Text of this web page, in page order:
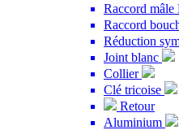
Raccord mâle
Raccord
Réduction
Joint blanc
Collier
Clé tricoise
Retour
Aluminium